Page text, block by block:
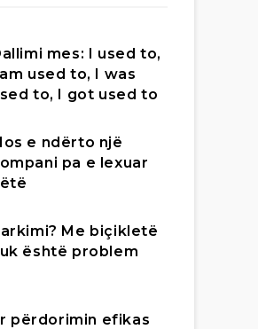
mes: I used to,
used to, I was
to, I got used to
e ndërto një
pa e lexuar
Me biçikletë
është problem
përdorimin efikas